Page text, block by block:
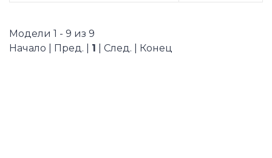
Модели 1 - 9 из 9
Начало | Пред. | 1 | След. | Конец